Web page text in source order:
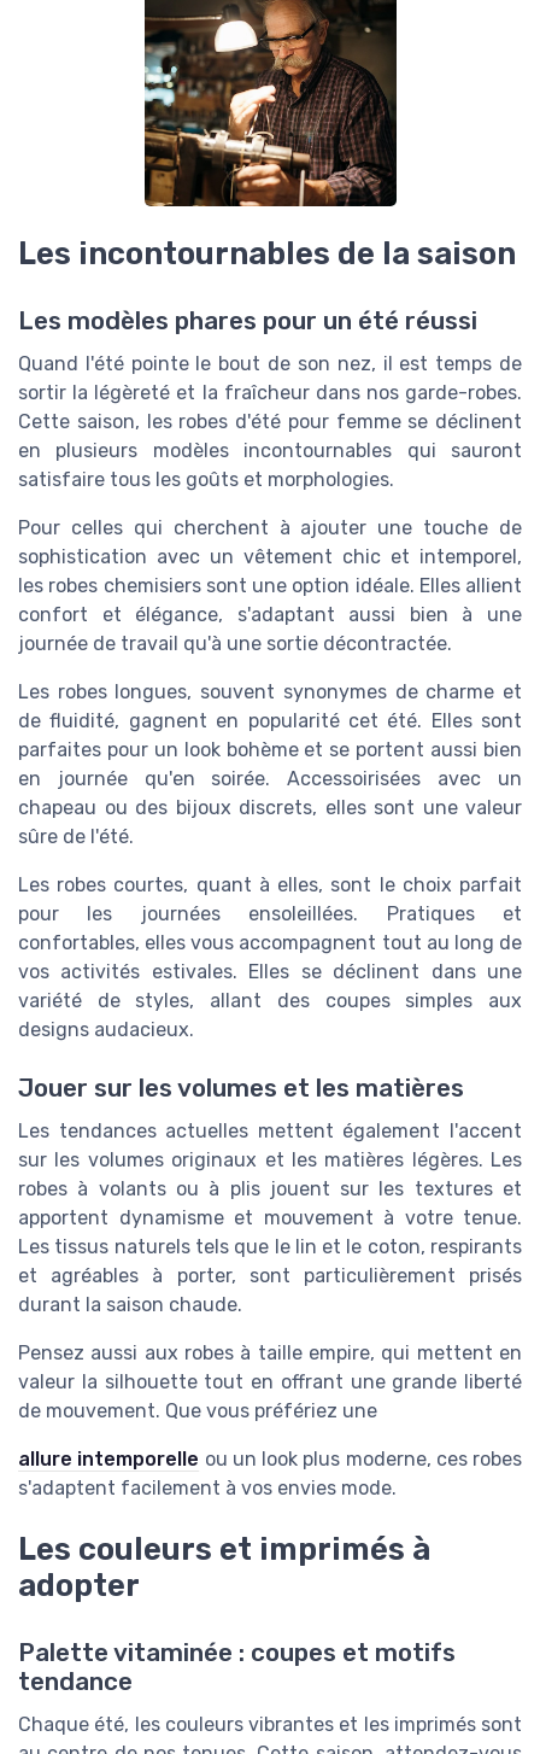
Les incontournables de la saison
Les modèles phares pour un été réussi
Quand l'été pointe le bout de son nez, il est temps de
sortir la légèreté et la fraîcheur dans nos garde-robes.
Cette saison, les robes d'été pour femme se déclinent
en plusieurs modèles incontournables qui sauront
satisfaire tous les goûts et morphologies.
Pour celles qui cherchent à ajouter une touche de
sophistication avec un vêtement chic et intemporel,
les robes chemisiers sont une option idéale. Elles allient
confort et élégance, s'adaptant aussi bien à une
journée de travail qu'à une sortie décontractée.
Les robes longues, souvent synonymes de charme et
de fluidité, gagnent en popularité cet été. Elles sont
parfaites pour un look bohème et se portent aussi bien
en journée qu'en soirée. Accessoirisées avec un
chapeau ou des bijoux discrets, elles sont une valeur
sûre de l'été.
Les robes courtes, quant à elles, sont le choix parfait
pour les journées ensoleillées. Pratiques et
confortables, elles vous accompagnent tout au long de
vos activités estivales. Elles se déclinent dans une
variété de styles, allant des coupes simples aux
designs audacieux.
Jouer sur les volumes et les matières
Les tendances actuelles mettent également l'accent
sur les volumes originaux et les matières légères. Les
robes à volants ou à plis jouent sur les textures et
apportent dynamisme et mouvement à votre tenue.
Les tissus naturels tels que le lin et le coton, respirants
et agréables à porter, sont particulièrement prisés
durant la saison chaude.
Pensez aussi aux robes à taille empire, qui mettent en
valeur la silhouette tout en offrant une grande liberté
de mouvement. Que vous préfériez une
allure intemporelle ou un look plus moderne, ces robes
s'adaptent facilement à vos envies mode.
Les couleurs et imprimés à
adopter
Palette vitaminée : coupes et motifs
tendance
Chaque été, les couleurs vibrantes et les imprimés sont